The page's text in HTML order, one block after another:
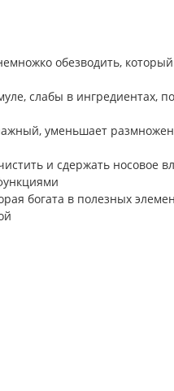
обезводить,
слабы в ингредиентах,
уменьшает
и сдержать носовое
богата в полезных